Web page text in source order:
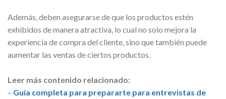
Además, deben asegurarse de que los productos estén
exhibidos de manera atractiva, lo cual no solo mejora la
experiencia de compra del cliente, sino que también puede
aumentar las ventas de ciertos productos.
Leer más contenido relacionado:
– Guía completa para prepararte para entrevistas de